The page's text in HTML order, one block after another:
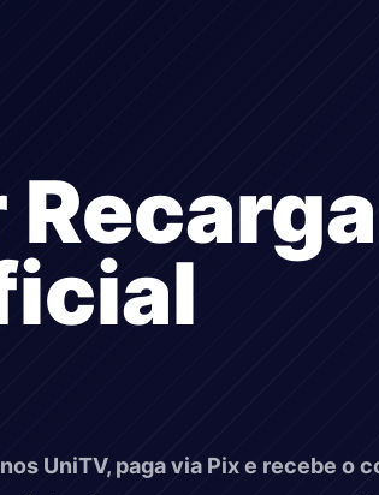
UniTV, paga via Pix e recebe o